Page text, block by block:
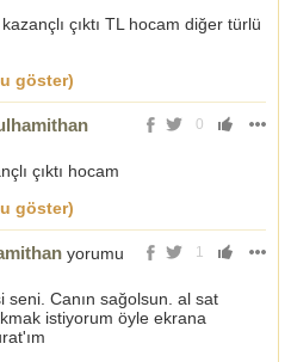
çıktı TL hocam diğer türlü
göster)
0
çıktı hocam
göster)
1
yorumu
seni. Canın sağolsun. al sat
istiyorum öyle ekrana